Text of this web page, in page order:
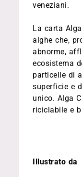
veneziani.
La carta
alghe che,
abnorme,
ecosistema
particelle di
superficie e
unico. Alga
riciclabile e
Illustrato da